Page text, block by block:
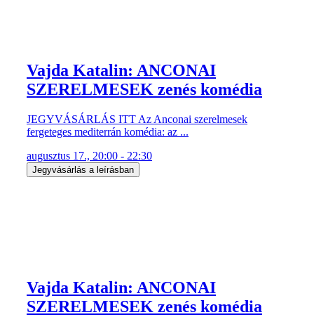
Vajda Katalin: ANCONAI
SZERELMESEK zenés komédia
JEGYVÁSÁRLÁS ITT Az Anconai szerelmesek
fergeteges mediterrán komédia: az ...
augusztus 17., 20:00 - 22:30
Jegyvásárlás a leírásban
Vajda Katalin: ANCONAI
SZERELMESEK zenés komédia